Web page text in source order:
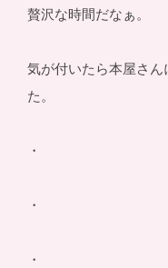
贅沢な時間だなぁ。
気が付いたら本屋さ
た。
・
・
・